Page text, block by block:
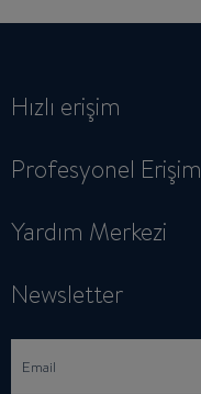
Hızlı erişim
Profesyonel Erişim
Yardım Merkezi
Newsletter